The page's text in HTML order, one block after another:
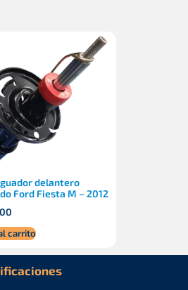
delantero
Ford Fiesta M – 2012
carrito